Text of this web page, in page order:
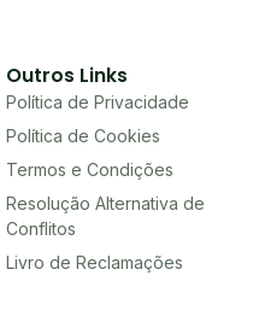
Outros Links
Política de Privacidade
Política de Cookies
Termos e Condições
Resolução Alternativa de
Conflitos
Livro de Reclamações